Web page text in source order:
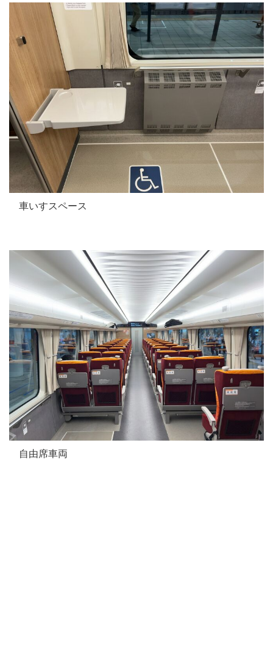
車いすスペース
自由席車両